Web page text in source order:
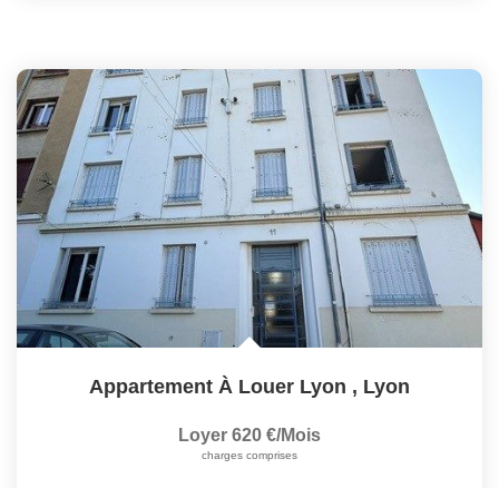
Appartement À Louer Lyon , Lyon
Loyer 620 €/mois
charges comprises